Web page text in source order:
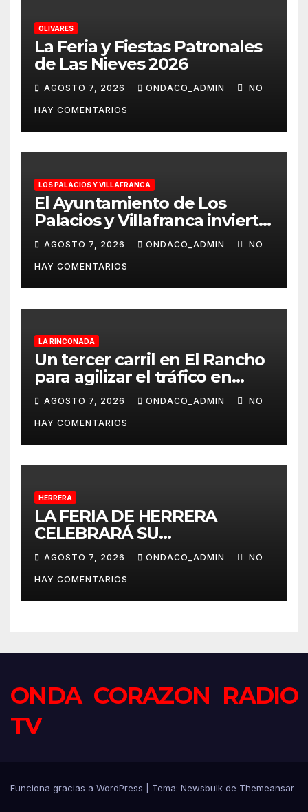
OLIVARES
La Feria y Fiestas Patronales
de Las Nieves 2026
AGOSTO 7, 2026 ONDACO_ADMIN NO
HAY COMENTARIOS
LOS PALACIOS Y VILLAFRANCA
El Ayuntamiento de Los
Palacios y Villafranca invierte
más de 560.000 euros en la
mejora Pista de Atletismo
Rafael Curado Tejero con
nueva iluminación y la
colocación de césped
AGOSTO 7, 2026 ONDACO_ADMIN NO
HAY COMENTARIOS
LA RINCONADA
Un tercer carril en El Rancho
para agilizar el tráfico en
dirección a Alcalá del Río
desde La Rinconada
AGOSTO 7, 2026 ONDACO_ADMIN NO
HAY COMENTARIOS
HERRERA
LA FERIA DE HERRERA
CELEBRARÁ SU
TRADICIONAL PASEO DE
CABALLISTAS, AMAZONAS Y
COCHES DE CABALLOS
AGOSTO 7, 2026 ONDACO_ADMIN NO
HAY COMENTARIOS
ONDA CORAZON RADIO
TV
Funciona gracias a WordPress Tema: Newsbulk de Themeansar